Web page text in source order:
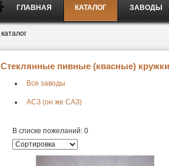
ГЛАВНАЯ КАТАЛОГ ЗАВОДЫ
каталог
Стеклянные пивные (квасные)
Все заводы
АСЗ (он же САЗ)
В списке пожеланий: 0